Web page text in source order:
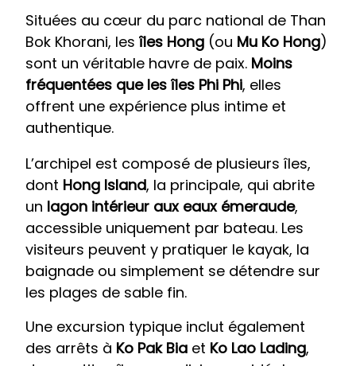
Situées au cœur du parc national de Than
Bok Khorani, les îles Hong (ou Mu Ko Hong)
sont un véritable havre de paix. Moins
fréquentées que les îles Phi Phi, elles
offrent une expérience plus intime et
authentique.
L’archipel est composé de plusieurs îles,
dont Hong Island, la principale, qui abrite
un lagon intérieur aux eaux émeraude,
accessible uniquement par bateau. Les
visiteurs peuvent y pratiquer le kayak, la
baignade ou simplement se détendre sur
les plages de sable fin.
Une excursion typique inclut également
des arrêts à Ko Pak Bia et Ko Lao Lading,